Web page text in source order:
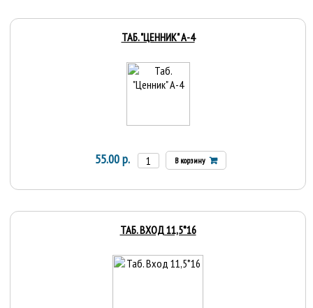
ТАБ. "ЦЕННИК" А-4
55.00 р. В корзину
ТАБ. ВХОД 11,5*16